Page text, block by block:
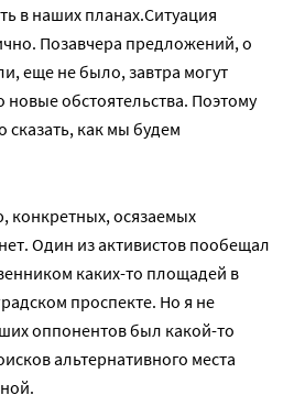
в наших планах.Ситуация
Позавчера предложений, о
еще не было, завтра могут
новые обстоятельства. Поэтому
сказать, как мы будем
конкретных, осязаемых
Один из активистов пообещал
каких-то площадей в
проспекте. Но я не
оппонентов был какой-то
альтернативного места